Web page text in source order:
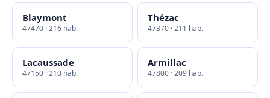
Blaymont
47470 · 216 hab.
Thézac
47370 · 211 hab.
Lacaussade
47150 · 210 hab.
Armillac
47800 · 209 hab.